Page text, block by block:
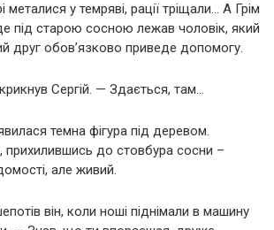
металися у темряві, рації тріщали… А Грім
де під старою сосною лежав чоловік, який
друг обов’язково приведе допомогу.
Сергій. — Здається, там…
темна фігура під деревом.
до стовбура сосни –
але живий.
він, коли ноші піднімали в машину